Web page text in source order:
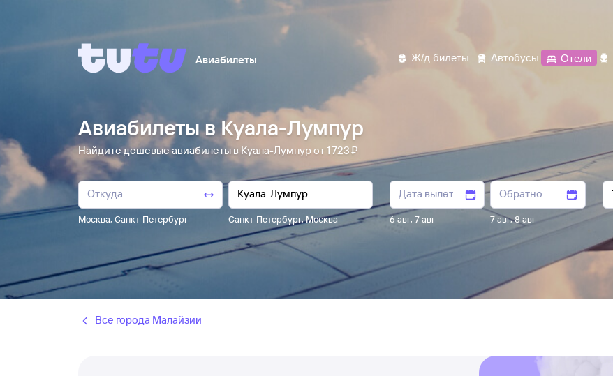
Авиабилеты Ж/д билеты Автобусы Отели
Авиабилеты в Куала-Лумпур
Найдите дешевые авиабилеты в Куала-Лумпур от 1 ⁠723 ⁠₽
Москва, Санкт-Петербург Санкт-Петербург,Москва 6 авг, 7 авг 7 авг,8 авг
Все города Малайзии